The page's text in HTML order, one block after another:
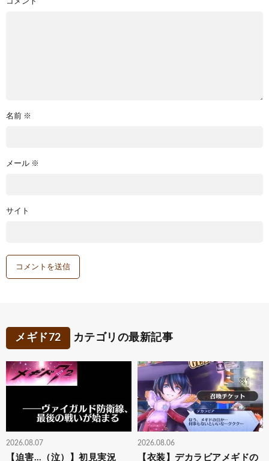
名前 ※
メール ※
サイト
メギド72 カテゴリの最新記事
2026.08.07
【迫害…（泣）】初見実況
2026.08.06
【衣装】デカラビアメギドの